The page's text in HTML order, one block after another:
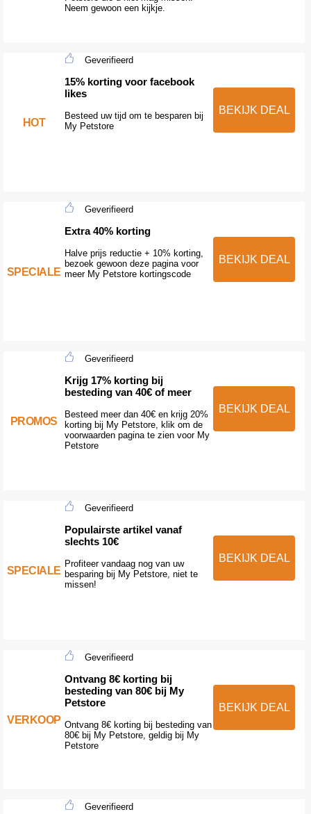
Neem gewoon een kijkje.
HOT
Geverifieerd
15% korting voor facebook
likes
Besteed uw tijd om te besparen bij
My Petstore
BEKIJK DEAL
SPECIALE
Geverifieerd
Extra 40% korting
Halve prijs reductie + 10% korting,
bezoek gewoon deze pagina voor
meer My Petstore kortingscode
BEKIJK DEAL
PROMOS
Geverifieerd
Krijg 17% korting bij
besteding van 40€ of meer
Besteed meer dan 40€ en krijg 20%
korting bij My Petstore, klik om de
voorwaarden pagina te zien voor My
Petstore
BEKIJK DEAL
SPECIALE
Geverifieerd
Populairste artikel vanaf
slechts 10€
Profiteer vandaag nog van uw
besparing bij My Petstore, niet te
missen!
BEKIJK DEAL
VERKOOP
Geverifieerd
Ontvang 8€ korting bij
besteding van 80€ bij My
Petstore
Ontvang 8€ korting bij besteding van
80€ bij My Petstore, geldig bij My
Petstore
BEKIJK DEAL
Geverifieerd